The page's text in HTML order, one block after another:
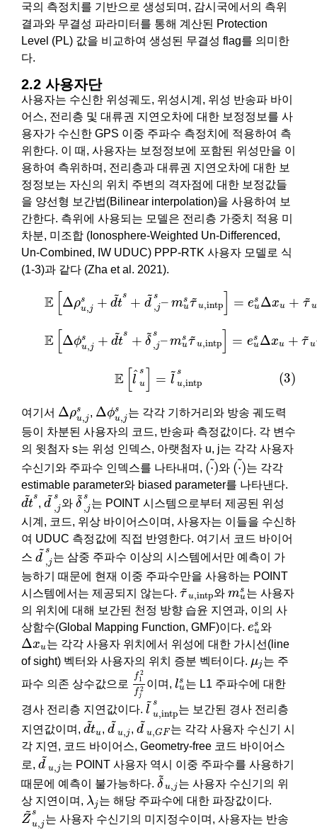
국의 측정치를 기반으로 생성되며, 감시국에서의 측위
결과와 무결성 파라미터를 통해 계산된 Protection
Level (PL) 값을 비교하여 생성된 무결성 flag를 의미한
다.
2.2 사용자단
사용자는 수신한 위성궤도, 위성시계, 위성 반송파 바이
어스, 전리층 및 대류권 지연오차에 대한 보정정보를 사
용자가 수신한 GPS 이중 주파수 측정치에 적용하여 측
위한다. 이 때, 사용자는 보정정보에 포함된 위성만을 이
용하여 측위하며, 전리층과 대류권 지연오차에 대한 보
정정보는 자신의 위치 주변의 격자점에 대한 보정값들
을 양선형 보간법(Bilinear interpolation)을 사용하여 보
간한다. 측위에 사용되는 모델은 전리층 가중치 적용 미
차분, 미조합 (Ionosphere-Weighted Un-Differenced,
Un-Combined, IW UDUC) PPP-RTK 사용자 모델로 식
(1-3)과 같다 (Zha et al. 2021).
E Δρs
u,j +
~
dt
s +
~
d
s
,j– ms
u
~
τ u,intp = es
uΔxu + ~
τ u
Δ s ,intp
E Δϕs
u,j +
~
dt
s +
~
δ
s
,j–ms
u
~
τ u,intp = es
uΔxu + ~
τ u
Δϕ + s intp
E ^
l
s
u
=
~
l
s
u,intp (3)
[l^ us u
여기서 Δρs
u,j
Δ u , Δϕs
u,j
Δ ϕu s는 각각 기하거리와 방송 궤도력
등이 차분된 사용자의 코드, 반송파 측정값이다. 각 변수
의 윗첨자 s는 위성 인덱스, 아랫첨자 u, j는 각각 사용자
수신기와 주파수 인덱스를 나타내며,
~
(⋅)
(⋅)~
와
~
(⋅)
(⋅)
는 각각
estimable parameter와 biased parameter를 나타낸다.
~
dt
s
dt ~
,
~
d
s
,j
d~
와
~
δ
s
,j
δ~
는 POINT 시스템으로부터 제공된 위성
시계, 코드, 위상 바이어스이며, 사용자는 이들을 수신하
여 UDUC 측정값에 직접 반영한다. 여기서 코드 바이어
스
~
d
s
,j
d~
는 삼중 주파수 이상의 시스템에서만 예측이 가
능하기 때문에 현재 이중 주파수만을 사용하는 POINT
시스템에서는 제공되지 않는다. ~
τ u,intp
τ~ intp
와ms
u
mu s는 사용자
의 위치에 대해 보간된 천정 방향 습윤 지연과, 이의 사
상함수(Global Mapping Function, GMF)이다. es
u
eus
와
Δxu
Δ xu 는 각각 사용자 위치에서 위성에 대한 가시선(line
of sight) 벡터와 사용자의 위치 증분 벡터이다. μj
μ 는 주
파수 의존 상수값으로
f2
1
f2
j
f12 f 2
이며, ls
u
lu s는 L1 주파수에 대한
경사 전리층 지연값이다.
~
l
s
u,intp
l~u
는 보간된 경사 전리층
지연값이며,
~
dtu
dt
,
~
d u,j
d~ u
,
~
d u,GF
d~ u,GF
는 각각 사용자 수신기 시
각 지연, 코드 바이어스, Geometry-free 코드 바이어스
로,
~
d u,j
d~u ,j
는 POINT 사용자 역시 이중 주파수를 사용하기
때문에 예측이 불가능하다.
~
δ u,j
δ ~ j
는 사용자 수신기의 위
상 지연이며, λj
λ 는 해당 주파수에 대한 파장값이다.
~
Z
s
u,j
Z~ u js
는 사용자 수신기의 미지정수이며, 사용자는 반송